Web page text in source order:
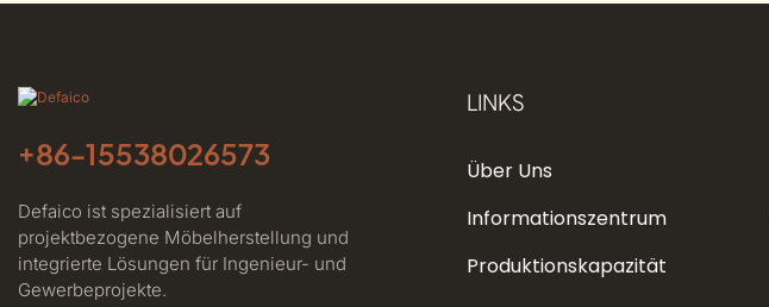
+86-15538026573
Defaico ist spezialisiert auf
projektbezogene Möbelherstellung und
integrierte Lösungen für Ingenieur- und
Gewerbeprojekte.
LINKS
Über Uns
Informationszentrum
Produktionskapazität